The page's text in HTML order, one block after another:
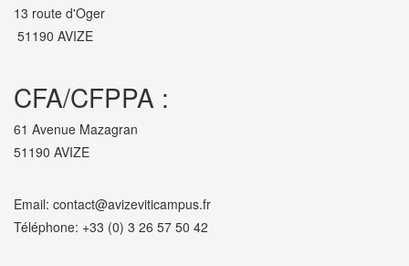
13 route d'Oger
51190 AVIZE
CFA/CFPPA :
61 Avenue Mazagran
51190 AVIZE
Email: contact@avizeviticampus.fr
Téléphone: +33 (0) 3 26 57 50 42